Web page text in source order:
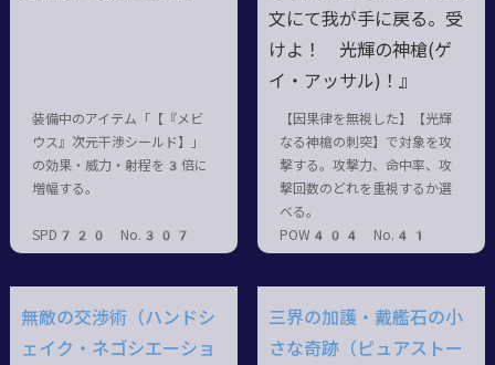
装備中のアイテム「【『メビ
ウス』次元干渉シールド】」
の効果・威力・射程を3倍に
増幅する。
SPD720 No.307
文にて我が手に戻る。受
けよ！ 光輝の神槍(ゲ
イ・アッサル)！』
【因果律を無視した】【光輝
なる神槍の刺突】で対象を攻
撃する。攻撃力、命中率、攻
撃回数のどれを重視するか選
べる。
POW404 No.41
無敵の交渉術（ハンドシ
ェイク・ネゴシエーショ
三界の加護・戴艦石の小
さな奇跡（ピュアストー